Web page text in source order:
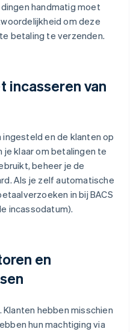
handmatig moet
om deze
betaling te verzenden.
incasseren van
en de klanten op
klaar om betalingen te
beheer je de
Als je zelf automatische
in bij BACS
incassodatum).
en
hebben misschien
hun machtiging via